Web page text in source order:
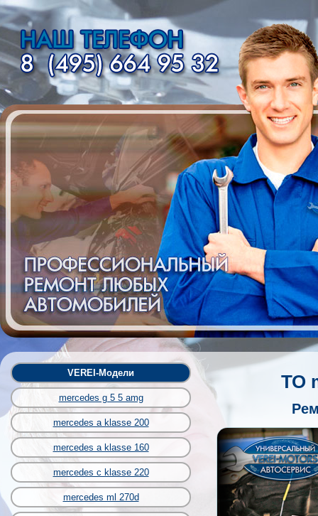
VEREI-Модели
mercedes g 5 5 amg
mercedes a klasse 200
mercedes a klasse 160
mercedes c klasse 220
mercedes ml 270d
ТО